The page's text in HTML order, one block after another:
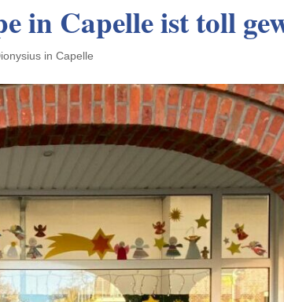
in Capelle ist toll
in Capelle